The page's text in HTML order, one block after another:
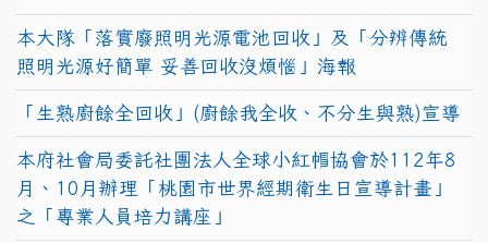
本大隊「落實廢照明光源電池回收」及「分辨傳統
照明光源好簡單 妥善回收沒煩惱」海報
「生熟廚餘全回收」(廚餘我全收、不分生與熟)宣導
本府社會局委託社團法人全球小紅帽協會於112年8
月、10月辦理「桃園市世界經期衛生日宣導計畫」
之「專業人員培力講座」